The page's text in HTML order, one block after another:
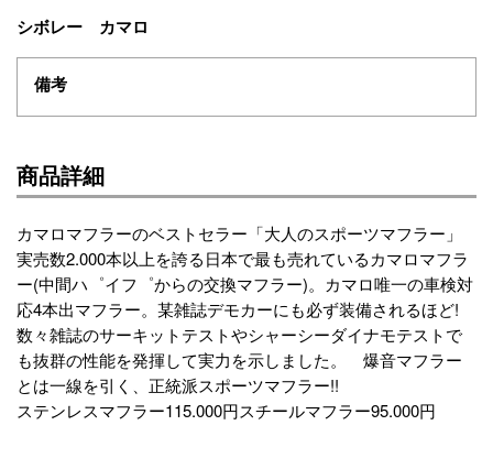
シボレー カマロ
備考
商品詳細
カマロマフラーのベストセラー「大人のスポーツマフラー」
実売数2.000本以上を誇る日本で最も売れているカマロマフラ
ー(中間ハ゜イフ゜からの交換マフラー)。カマロ唯一の車検対
応4本出マフラー。某雑誌デモカーにも必ず装備されるほど!
数々雑誌のサーキットテストやシャーシーダイナモテストで
も抜群の性能を発揮して実力を示しました。 爆音マフラー
とは一線を引く、正統派スポーツマフラー!!
ステンレスマフラー115.000円スチールマフラー95.000円